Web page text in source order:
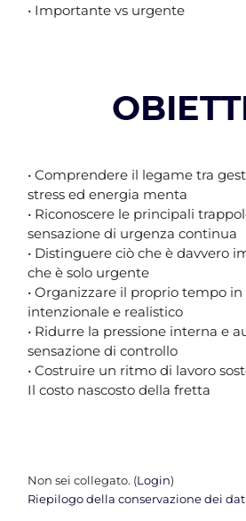
• Importante vs urgente
• Comprendere il legame tra
stress ed energia menta
• Riconoscere le principali
sensazione di urgenza continua
• Distinguere ciò che è davvero
che è solo urgente
• Organizzare il proprio tempo
intenzionale e realistico
• Ridurre la pressione interna e
sensazione di controllo
• Costruire un ritmo di lavoro
Il costo nascosto della fretta
Non sei collegato. (Login)
Riepilogo della conservazione dei